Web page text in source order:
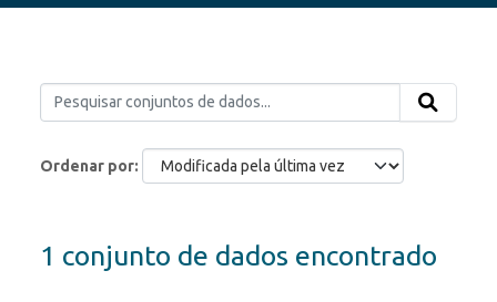
Ordenar por
1 conjunto de dados encontrado